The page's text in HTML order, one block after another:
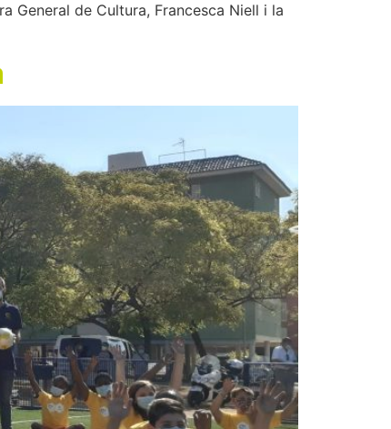
General de Cultura, Francesca Niell i la